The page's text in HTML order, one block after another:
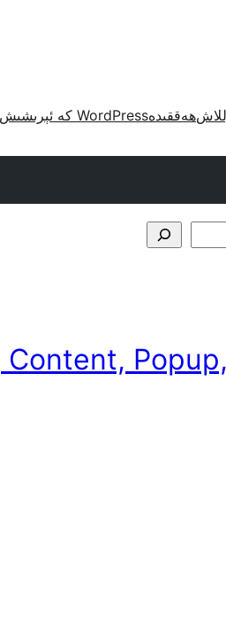
ھەققىدەWordPress كە ئېرىشىش
Content,